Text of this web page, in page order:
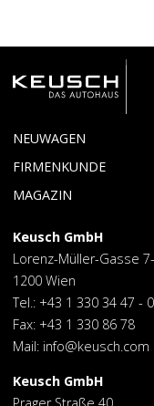
NEUWAGEN
Lagernde
FIRMENKUNDE
MAGAZIN
Keusch GmbH
Lorenz-Müller-Gasse
1200 Wien
Tel.: +43 1 330 34 47 - 0
Fax: +43 1 330 86 78
Mail: info@keusch.com
Keusch GmbH